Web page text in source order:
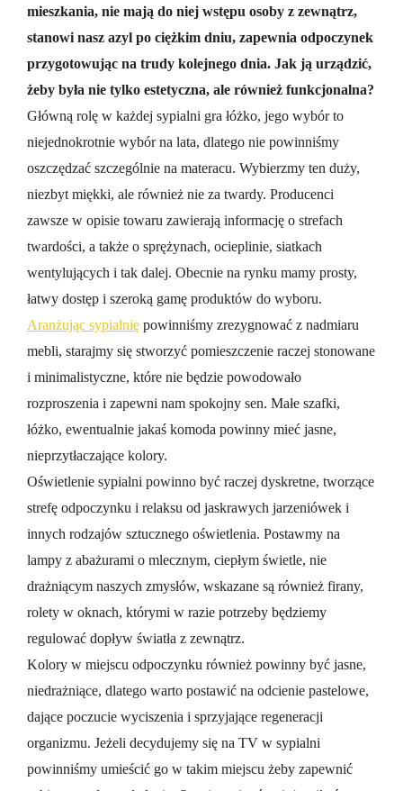
mieszkania, nie mają do niej wstępu osoby z zewnątrz,
stanowi nasz azyl po ciężkim dniu, zapewnia odpoczynek
przygotowując na trudy kolejnego dnia. Jak ją urządzić,
żeby była nie tylko estetyczna, ale również funkcjonalna?
Główną rolę w każdej sypialni gra łóżko, jego wybór to
niejednokrotnie wybór na lata, dlatego nie powinniśmy
oszczędzać szczególnie na materacu. Wybierzmy ten duży,
niezbyt miękki, ale również nie za twardy. Producenci
zawsze w opisie towaru zawierają informację o strefach
twardości, a także o sprężynach, ocieplinie, siatkach
wentylujących i tak dalej. Obecnie na rynku mamy prosty,
łatwy dostęp i szeroką gamę produktów do wyboru.
Aranżując sypialnię powinniśmy zrezygnować z nadmiaru
mebli, starajmy się stworzyć pomieszczenie raczej stonowane
i minimalistyczne, które nie będzie powodowało
rozproszenia i zapewni nam spokojny sen. Małe szafki,
łóżko, ewentualnie jakaś komoda powinny mieć jasne,
nieprzytłaczające kolory.
Oświetlenie sypialni powinno być raczej dyskretne, tworzące
strefę odpoczynku i relaksu od jaskrawych jarzeniówek i
innych rodzajów sztucznego oświetlenia. Postawmy na
lampy z abażurami o mlecznym, ciepłym świetle, nie
drażniącym naszych zmysłów, wskazane są również firany,
rolety w oknach, którymi w razie potrzeby będziemy
regulować dopływ światła z zewnątrz.
Kolory w miejscu odpoczynku również powinny być jasne,
niedrażniące, dlatego warto postawić na odcienie pastelowe,
dające poczucie wyciszenia i sprzyjające regeneracji
organizmu. Jeżeli decydujemy się na TV w sypialni
powinniśmy umieścić go w takim miejscu żeby zapewnić